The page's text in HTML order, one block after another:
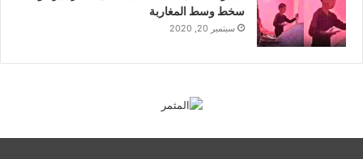
سخط وسط المغاربة
سبتمبر 20, 2020